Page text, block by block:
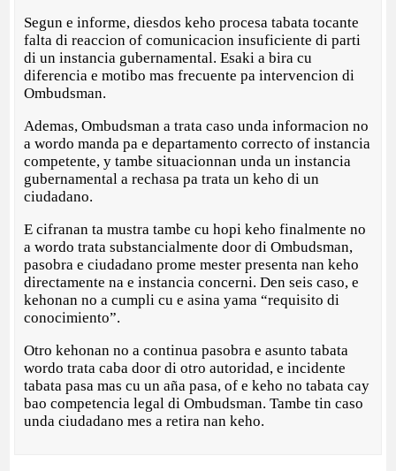
Segun e informe, diesdos keho procesa tabata tocante
falta di reaccion of comunicacion insuficiente di parti
di un instancia gubernamental. Esaki a bira cu
diferencia e motibo mas frecuente pa intervencion di
Ombudsman.
Ademas, Ombudsman a trata caso unda informacion no
a wordo manda pa e departamento correcto of instancia
competente, y tambe situacionnan unda un instancia
gubernamental a rechasa pa trata un keho di un
ciudadano.
E cifranan ta mustra tambe cu hopi keho finalmente no
a wordo trata substancialmente door di Ombudsman,
pasobra e ciudadano prome mester presenta nan keho
directamente na e instancia concerni. Den seis caso, e
kehonan no a cumpli cu e asina yama “requisito di
conocimiento”.
Otro kehonan no a continua pasobra e asunto tabata
wordo trata caba door di otro autoridad, e incidente
tabata pasa mas cu un aña pasa, of e keho no tabata cay
bao competencia legal di Ombudsman. Tambe tin caso
unda ciudadano mes a retira nan keho.